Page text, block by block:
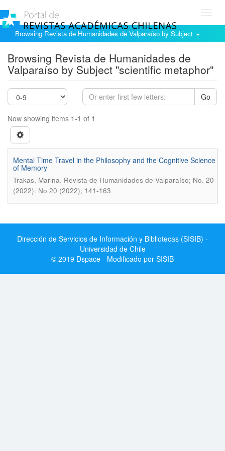
Browsing Revista de Humanidades de Valparaíso by Subject
Browsing Revista de Humanidades de
Valparaíso by Subject "scientific metaphor"
Go
Now showing items 1-1 of 1
Mental Time Travel in the Philosophy and the Cognitive Science
of Memory
Trakas, Marina. Revista de Humanidades de Valparaíso; No. 20
(2022): No 20 (2022); 141-163
Dirección de Servicios de Información y Bibliotecas (SISIB) -
Universidad de Chile
© 2019 Dspace - Modificado por SISIB